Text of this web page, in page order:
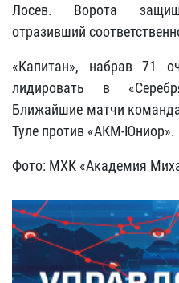
Лосев. Ворота
отразивший
«Капитан», набрав 71
лидировать в
Ближайшие матчи
Туле против «АКМ-Юниор».
Фото: МХК «Академия